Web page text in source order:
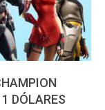
DÓLARES